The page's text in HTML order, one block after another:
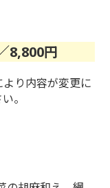
8,800円
り内容が変更に
。